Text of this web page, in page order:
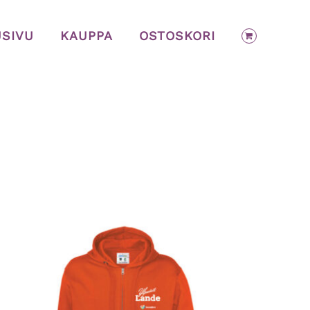
KAUPPA OSTOSKORI